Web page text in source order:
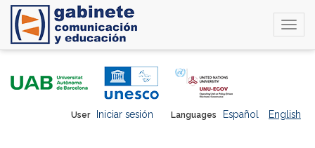
Languages Español English
User Iniciar sesión